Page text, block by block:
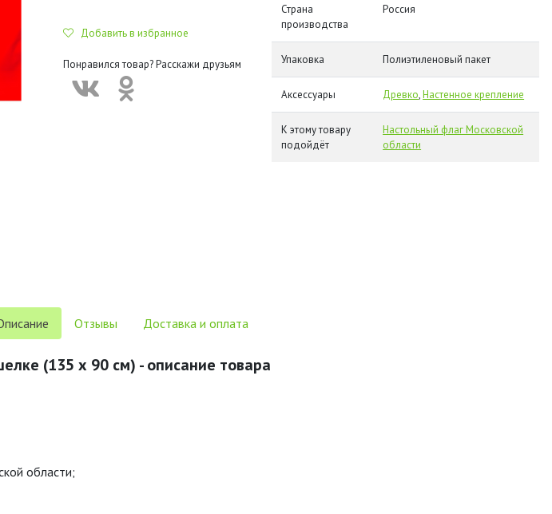
Добавить в избранное
Понравился товар? Расскажи друзьям
Страна
производства
Россия
Упаковка Полиэтиленовый пакет
Аксессуары Древко,Настенное крепление
К этому товару
подойдёт
Настольный флаг Московской
области
Отзывы Доставка и оплата
(135 х 90 см) - описание товара
области;